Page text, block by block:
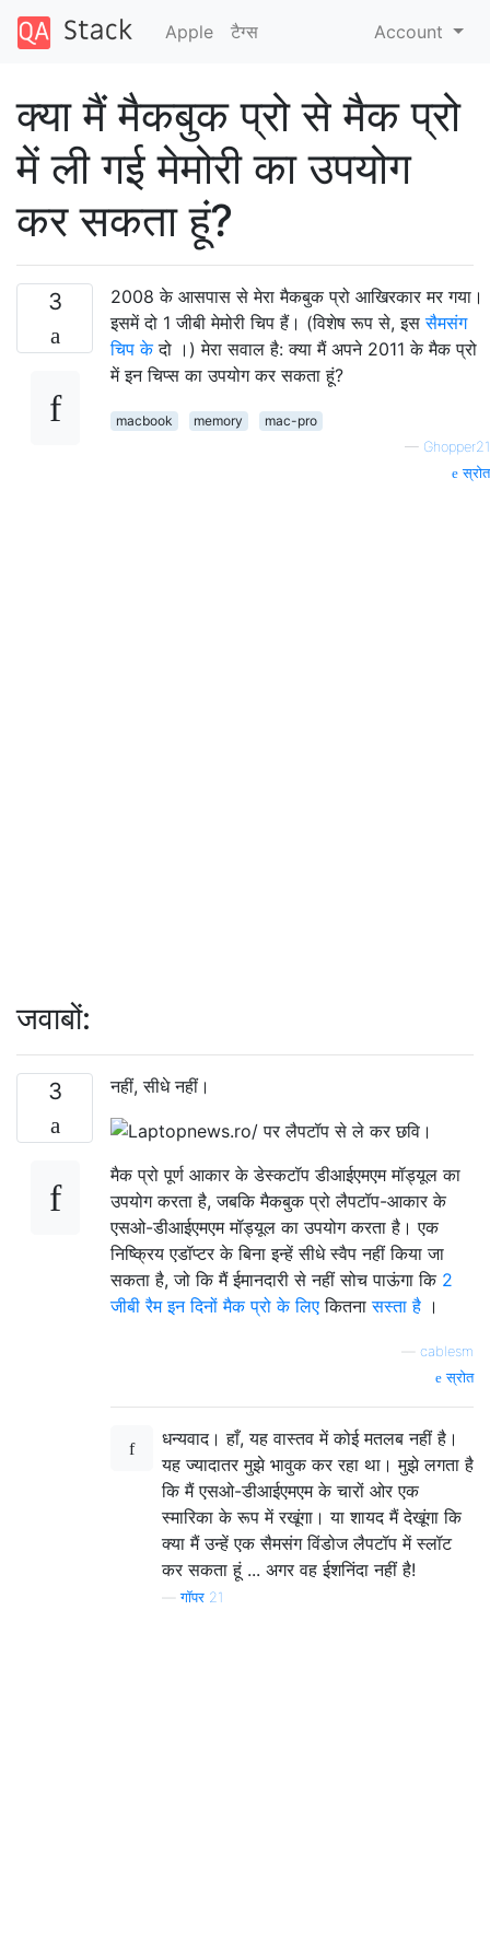
Apple टैग्‍स Account
क्या मैं मैकबुक प्रो से मैक प्रो
में ली गई मेमोरी का उपयोग
कर सकता हूं?
3
2008 के आसपास से मेरा मैकबुक प्रो आखिरकार मर गया।
इसमें दो 1 जीबी मेमोरी चिप हैं। (विशेष रूप से, इससैमसंग
चिप केदो ।) मेरा सवाल है: क्या मैं अपने 2011 के मैक प्रो
में इन चिप्स का उपयोग कर सकता हूं?
macbook memory
mac-pro
— Ghopper21
स्रोत
जवाबों:
3 नहीं, सीधे नहीं।
मैक प्रो पूर्ण आकार के डेस्कटॉप डीआईएमएम मॉड्यूल का
उपयोग करता है, जबकि मैकबुक प्रो लैपटॉप-आकार के
एसओ-डीआईएमएम मॉड्यूल का उपयोग करता है। एक
निष्क्रिय एडॉप्टर के बिना इन्हें सीधे स्वैप नहीं किया जा
सकता है, जो कि मैं ईमानदारी से नहीं सोच पाऊंगा कि 2
जीबी रैम इन दिनों मैक प्रो के लिए कितनासस्ता है ।
cablesm
स्रोत
धन्यवाद। हाँ, यह वास्तव में कोई मतलब नहीं है।
यह ज्यादातर मुझे भावुक कर रहा था। मुझे लगता है
कि मैं एसओ-डीआईएमएम के चारों ओर एक
स्मारिका के रूप में रखूंगा। या शायद मैं देखूंगा कि
क्या मैं उन्हें एक सैमसंग विंडोज लैपटॉप में स्लॉट
कर सकता हूं ... अगर वह ईशनिंदा नहीं है!
—गॉपर 21